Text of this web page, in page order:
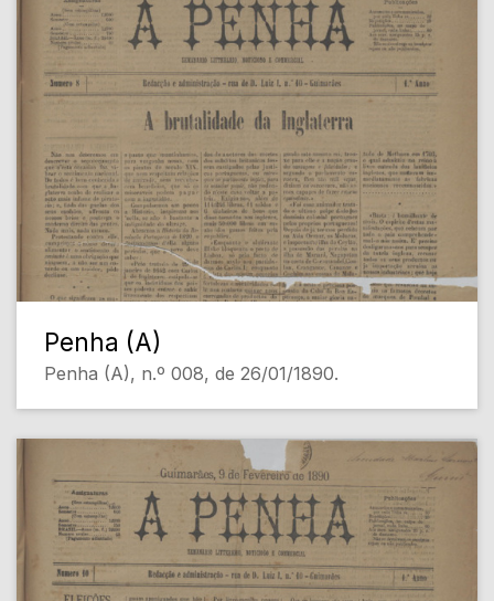
Penha (A)
Penha (A), n.º 008, de 26/01/1890.